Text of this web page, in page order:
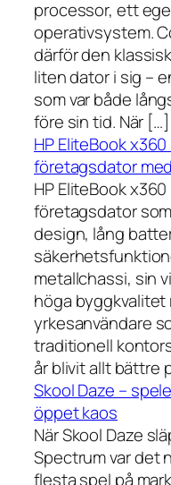
processor, ett
operativsystem.
därför den
liten dator i sig –
som var både
före sin tid. När […]
HP EliteBook
företagsdator
HP EliteBook
företagsdator
design, lång
metallchassi, sin
höga
yrkesanvändare
traditionell
år blivit allt bättre
Skool Daze –
öppet kaos
När Skool Daze
Spectrum var det
flesta spel på